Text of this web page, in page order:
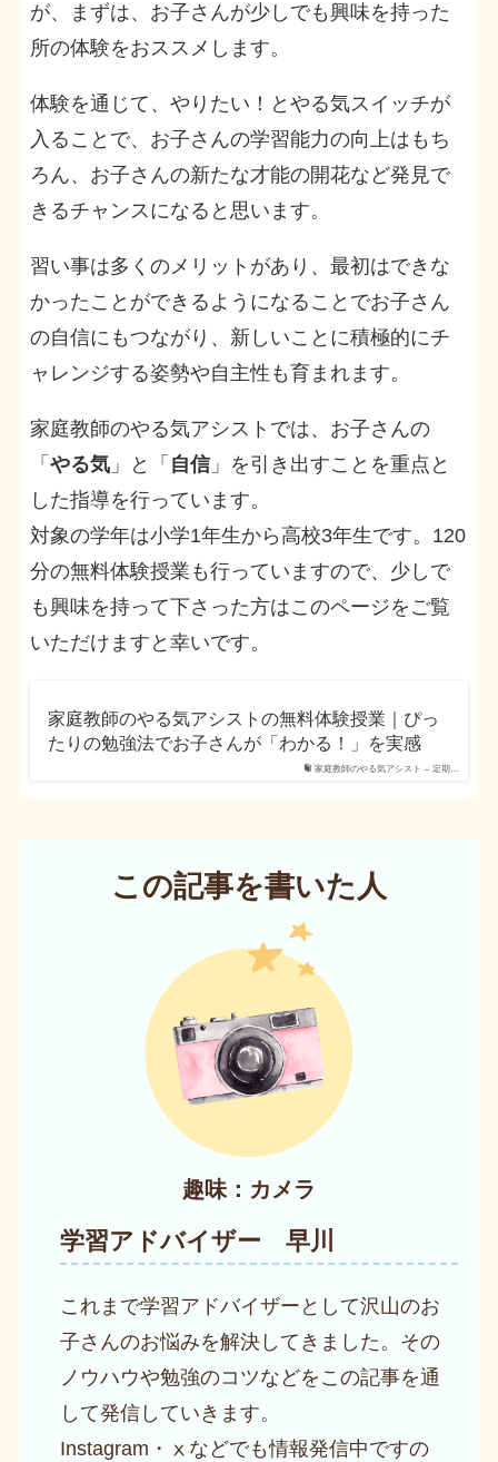
が、まずは、お子さんが少しでも興味を持った
所の体験をおススメします。
体験を通じて、やりたい！とやる気スイッチが
入ることで、お子さんの学習能力の向上はもち
ろん、お子さんの新たな才能の開花など発見で
きるチャンスになると思います。
習い事は多くのメリットがあり、最初はできな
かったことができるようになることでお子さん
の自信にもつながり、新しいことに積極的にチ
ャレンジする姿勢や自主性も育まれます。
家庭教師のやる気アシストでは、お子さんの
「 やる気」と「 自信」を引き出すことを重点と
した指導を行っています。
対象の学年は小学1年生から高校3年生です。120
分の無料体験授業も行っていますので、少しで
も興味を持って下さった方はこのページをご覧
いただけますと幸いです。
家庭教師のやる気アシスト – 定期…
家庭教師のやる気アシストの無料体験授業｜ぴっ
たりの勉強法でお子さんが「わかる！」を実感
この記事を書いた人
趣味：カメラ
学習アドバイザー 早川
これまで学習アドバイザーとして沢山のお
子さんのお悩みを解決してきました。その
ノウハウや勉強のコツなどをこの記事を通
して発信していきます。
Instagram・ⅹなどでも情報発信中ですの